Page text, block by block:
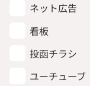
ネット広告
看板
投函チラシ
ユーチューブ